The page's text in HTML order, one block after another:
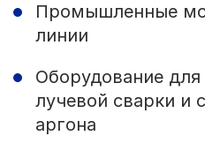
Промышленные
линии
Оборудование
лучевой сварки и
аргона